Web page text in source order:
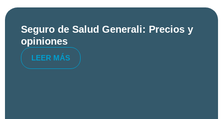
Seguro de Salud Generali: Precios y
opiniones
LEER MÁS